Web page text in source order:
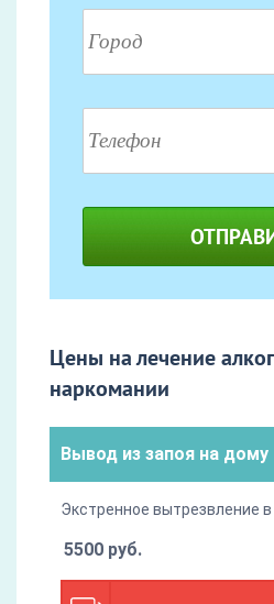
Цены на лечение
наркомании
Вывод из запоя на дому
Экстренное вытрезвление в
5500 руб.